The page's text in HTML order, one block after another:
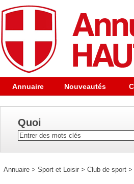
Annuaire Nouveautés
Quoi
Annuaire > Sport et Loisir > Club de sport >